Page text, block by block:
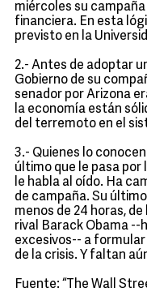
miércoles su
financiera. En esta
previsto en la
2.- Antes de adoptar
Gobierno de su
senador por Arizona
la economía están
del terremoto en el
3.- Quienes lo
último que le pasa por
le habla al oído. Ha
de campaña. Su
menos de 24 horas,
rival Barack Obama --
excesivos-- a
de la crisis. Y faltan
Fuente: “The Wall